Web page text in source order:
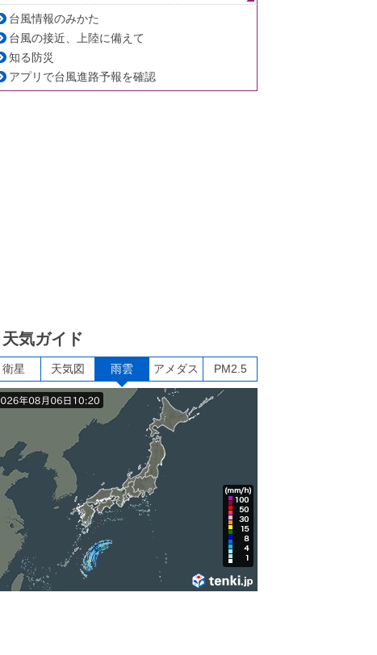
台風情報のみかた
台風の接近、上陸に備えて
知る防災
アプリで台風進路予報を確認
天気ガイド
衛星 天気図 雨雲 アメダス PM2.5